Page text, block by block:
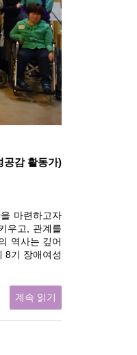
공감 활동가)
마련하고자
우고, 관계를
역사는 깊어
8기 장애여성
계속 읽기